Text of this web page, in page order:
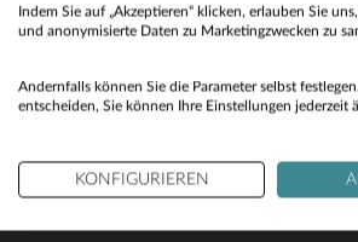
(2)
(89)
(10)
(7)
S
No
Indem Sie auf „Akzeptieren“ klicken, erlauben Sie
und anonymisierte Daten zu Marketingzwecken zu
Andernfalls können Sie die Parameter selbst
entscheiden, Sie können Ihre Einstellungen jederzeit
KONFIGURIEREN